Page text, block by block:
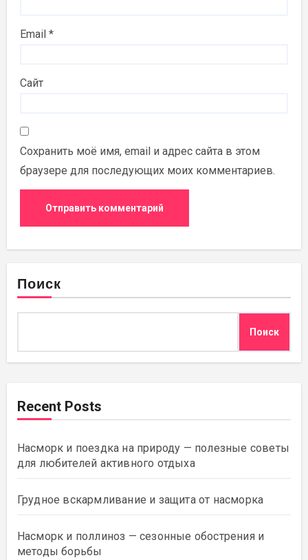
Email*
Сайт
Сохранить моё имя, email и адрес сайта в этом
браузере для последующих моих комментариев.
Поиск
Поиск
Recent Posts
Насморк и поездка на природу — полезные советы
для любителей активного отдыха
Грудное вскармливание и защита от насморка
Насморк и поллиноз — сезонные обострения и
методы борьбы